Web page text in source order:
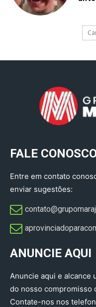
FALE
Entre em contato
enviar sugestões:
ANUNCIE AQUI
Anuncie aqui e alcance
do nosso compromisso
Contate-nos nos